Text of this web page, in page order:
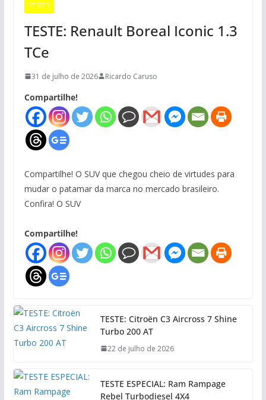
TESTES
TESTE: Renault Boreal Iconic 1.3
TCe
31 de julho de 2026 Ricardo Caruso
Compartilhe!
Compartilhe! O SUV que chegou cheio de virtudes para
mudar o patamar da marca no mercado brasileiro.
Confira! O SUV
Compartilhe!
TESTE: Citroën C3 Aircross 7 Shine
Turbo 200 AT
22 de julho de 2026
TESTE ESPECIAL: Ram Rampage
Rebel Turbodiesel 4X4